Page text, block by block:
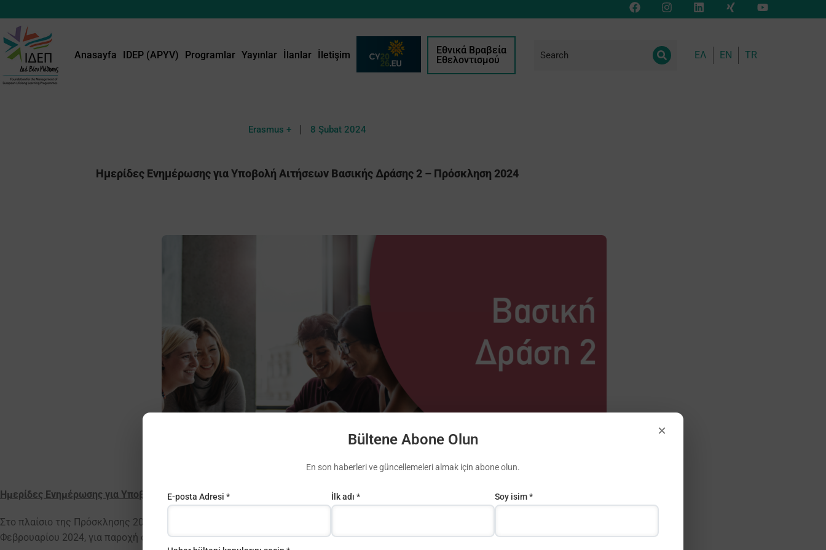
Anasayfa IDEP (APYV) Programlar Yayınlar İlanlar İletişim
Εθνικά Βραβεία
Εθελοντισμού
ΕΛ EN TR
Erasmus + 8 Şubat 2024
Ημερίδες Ενημέρωσης για Υποβολή Αιτήσεων Βασικής Δράσης 2 – Πρόσκληση 2024
Ημερίδες Ενημέρωσης για Υποβολή Αιτήσεων Βασικής Δράσης 2 – Πρόσκληση 2024
Στο πλαίσιο της Πρόσκλησης 2024, το ΙΔΕΠ Διά Βίου Μάθησης διοργανώνει ενημερωτικές
Φεβρουαρίου 2024, για παροχή οδηγιών σχετικά με τηνυποβολή προτάσεωνΒασικής Δράσης 2 για επιχορήγηση.
×
Bültene Abone Olun
En son haberleri ve güncellemeleri almak için abone olun.
E-posta Adresi * İlk adı * Soy isim *